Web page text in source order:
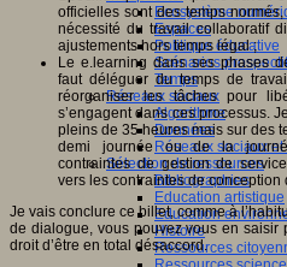
Ecosystème
Espaces
Politique éducative
Scénarios
Temps
Réseaux sociaux
Algorithme
Données
Réseaux sociaux
Sélection de ressources
Bibliographies
Education artistique
Education
Histoire
Ressources
officielles sont des temps
nécessité du travail collaboratif
ajustements hors temps légal ;
Le e.learning dans ses phases
faut déléguer du temps de
réorganiser les tâches pour
s’engagent dans ces processus.
pleins de 35 heures mais sur des
demi journée ou de la
contraintes de gestion de
vers les contraintes de conception
Je vais conclure ce billet, comme à
de dialogue, vous pouvez vous en saisir
droit d’être en total désaccord.